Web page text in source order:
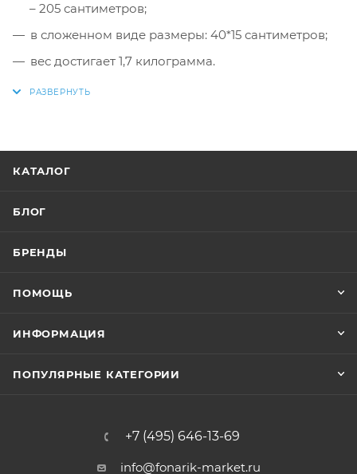
– 205 сантиметров;
в сложенном виде размеры: 40*15 сантиметров;
вес достигает 1,7 килограмма.
КАТАЛОГ
БЛОГ
БРЕНДЫ
ПОМОЩЬ
ИНФОРМАЦИЯ
ПОПУЛЯРНЫЕ КАТЕГОРИИ
+7 (495) 646-13-69
info@fonarik-market.ru